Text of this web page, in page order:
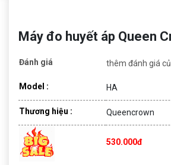
Máy đo huyết áp Queen
Đánh giá thêm đánh giá
Model : HA
Thương hiệu : Queencrown
530.000đ